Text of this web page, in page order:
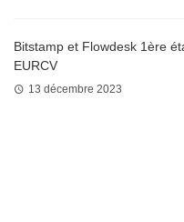
Bitstamp et Flowdesk 1ère
EURCV
13 décembre 2023